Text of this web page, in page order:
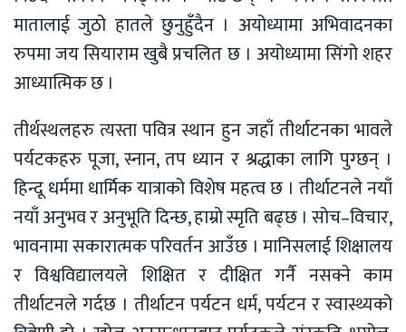
मातालाई जुठो हातले छुनुहुँदैन । अयोध्यामा अभिवादनका
रुपमा जय सियाराम खुबै प्रचलित छ । अयोध्यामा सिंगो शहर
आध्यात्मिक छ ।
तीर्थस्थलहरु त्यस्ता पवित्र स्थान हुन जहाँ तीर्थाटनका भावले
पर्यटकहरु पूजा, स्नान, तप ध्यान र श्रद्धाका लागि पुग्छन् ।
हिन्दू धर्ममा धार्मिक यात्राको विशेष महत्व छ । तीर्थाटनले नयाँ
नयाँ अनुभव र अनुभूति दिन्छ, हाम्रो स्मृति बढ्छ । सोच–विचार,
भावनामा सकारात्मक परिवर्तन आउँछ । मानिसलाई शिक्षालय
र विश्वविद्यालयले शिक्षित र दीक्षित गर्नै नसक्ने काम
तीर्थाटनले गर्दछ । तीर्थाटन पर्यटन धर्म, पर्यटन र स्वास्थ्यको